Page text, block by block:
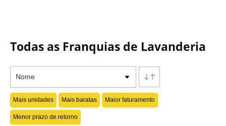
Todas as Franquias de Lavanderia
Mais unidades Mais baratas Maior faturamento
Menor prazo de retorno